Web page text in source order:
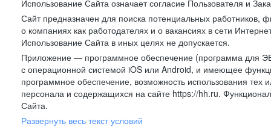
Использование Сайта означает согласие Пользователя и
Сайт предназначен для поиска потенциальных
о компаниях как работодателях и о вакансиях в сети
Использование Сайта в иных целях не допускается.
Приложение — программное обеспечение (программа для
с операционной системой iOS или Android, и имеющее
программное обеспечение, возможность использования
персонала и содержащихся на сайте https://hh.ru.
Сайта.
Развернуть весь текст условий